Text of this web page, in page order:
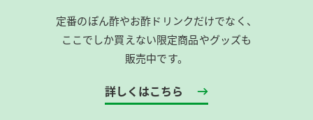
定番のぽん酢やお酢ドリンクだけでなく、
ここでしか買えない限定商品やグッズも
販売中です。
詳しくはこちら